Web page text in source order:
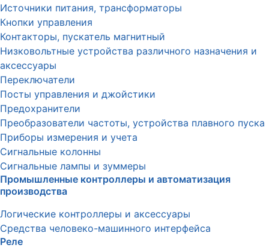
Источники питания, трансформаторы
Кнопки управления
Контакторы, пускатель магнитный
Низковольтные устройства различного назначения и
аксессуары
Переключатели
Посты управления и джойстики
Предохранители
Преобразователи частоты, устройства плавного пуска
Приборы измерения и учета
Сигнальные колонны
Сигнальные лампы и зуммеры
Промышленные контроллеры и автоматизация
производства
Логические контроллеры и аксессуары
Средства человеко-машинного интерфейса
Реле